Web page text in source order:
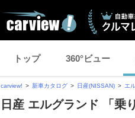
トップ 360°ビュー
carview! 新車カタログ 日産(NISSAN) エ
日産 エルグランド 「乗